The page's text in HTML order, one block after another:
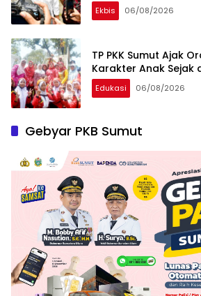
Ekbis 06/08/2026
TP PKK Sumut Ajak
Karakter Anak Sejak
Edukasi 06/08/2026
Gebyar PKB Sumut